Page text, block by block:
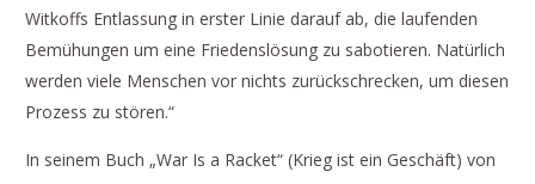
Witkoffs Entlassung in erster Linie darauf ab, die laufenden
Bemühungen um eine Friedenslösung zu sabotieren. Natürlich
werden viele Menschen vor nichts zurückschrecken, um diesen
Prozess zu stören.“
In seinem Buch „War Is a Racket“ (Krieg ist ein Geschäft) von